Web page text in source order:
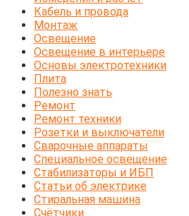
Кабель и провода
Монтаж
Освещение
Освещение в интерьере
Основы электротехники
Плита
Полезно знать
Ремонт
Ремонт техники
Розетки и выключатели
Сварочные аппараты
Специальное освещение
Стабилизаторы и ИБП
Статьи об электрике
Стиральная машина
Счётчики